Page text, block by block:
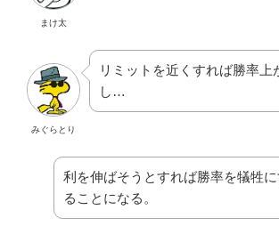
まけ太
みぐらとり
リミットを近くすれば勝率上
し…
利を伸ばそうとすれば勝率を犠牲に
ることになる。